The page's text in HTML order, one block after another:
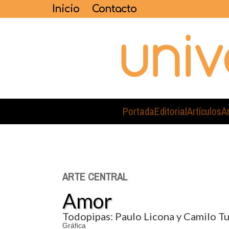
Inicio Contacto
PortadaEditorialArtículos
ARTE CENTRAL
Amor
Todopipas: Paulo Licona y Camilo
Gráfica